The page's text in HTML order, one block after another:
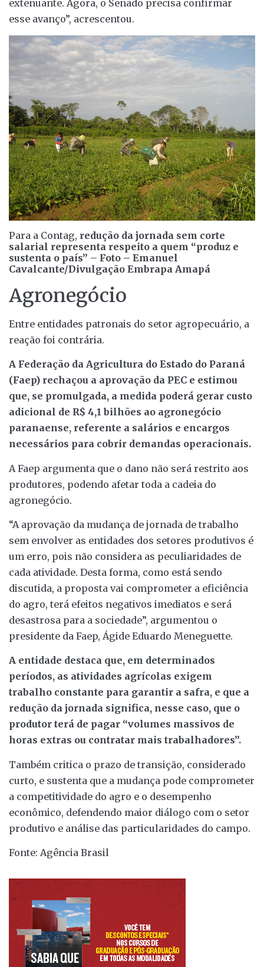
extenuante. Agora, o Senado precisa confirmar
esse avanço”, acrescentou.
Para a Contag, redução da jornada sem corte
salarial representa respeito a quem “produz e
sustenta o país” – Foto – Emanuel
Cavalcante/Divulgação Embrapa Amapá
Agronegócio
Entre entidades patronais do setor agropecuário, a
reação foi contrária.
A Federação da Agricultura do Estado do Paraná
(Faep) rechaçou a aprovação da PEC e estimou
que, se promulgada, a medida poderá gerar custo
adicional de R$ 4,1 bilhões ao agronegócio
paranaense, referente a salários e encargos
necessários para cobrir demandas operacionais.
A Faep argumenta que o dano não será restrito aos
produtores, podendo afetar toda a cadeia do
agronegócio.
“A aprovação da mudança de jornada de trabalho
sem envolver as entidades dos setores produtivos é
um erro, pois não considera as peculiaridades de
cada atividade. Desta forma, como está sendo
discutida, a proposta vai comprometer a eficiência
do agro, terá efeitos negativos imediatos e será
desastrosa para a sociedade”, argumentou o
presidente da Faep, Ágide Eduardo Meneguette.
A entidade destaca que, em determinados
períodos, as atividades agrícolas exigem
trabalho constante para garantir a safra, e que a
redução da jornada significa, nesse caso, que o
produtor terá de pagar “volumes massivos de
horas extras ou contratar mais trabalhadores”.
Também critica o prazo de transição, considerado
curto, e sustenta que a mudança pode comprometer
a competitividade do agro e o desempenho
econômico, defendendo maior diálogo com o setor
produtivo e análise das particularidades do campo.
Fonte: Agência Brasil